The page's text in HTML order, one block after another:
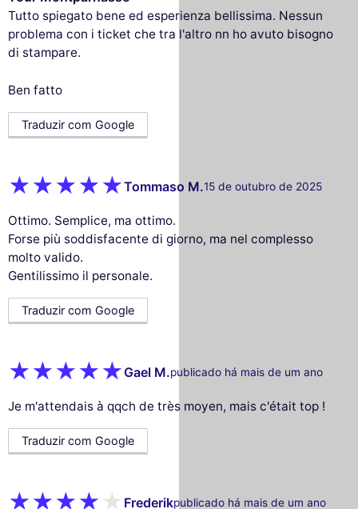
Tutto spiegato bene ed esperienza bellissima. Nessun
problema con i ticket che tra l'altro nn ho avuto bisogno
di stampare.
Ben fatto
Traduzir com Google
Tommaso M.15 de outubro de 2025
Ottimo. Semplice, ma ottimo.
Forse più soddisfacente di giorno, ma nel complesso
molto valido.
Gentilissimo il personale.
Traduzir com Google
Gael M.publicado há mais de um ano
Je m'attendais à qqch de très moyen, mais c'était top !
Traduzir com Google
Frederikpublicado há mais de um ano